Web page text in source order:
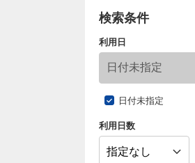
検索条件
利用日
日付未指定
利用日数